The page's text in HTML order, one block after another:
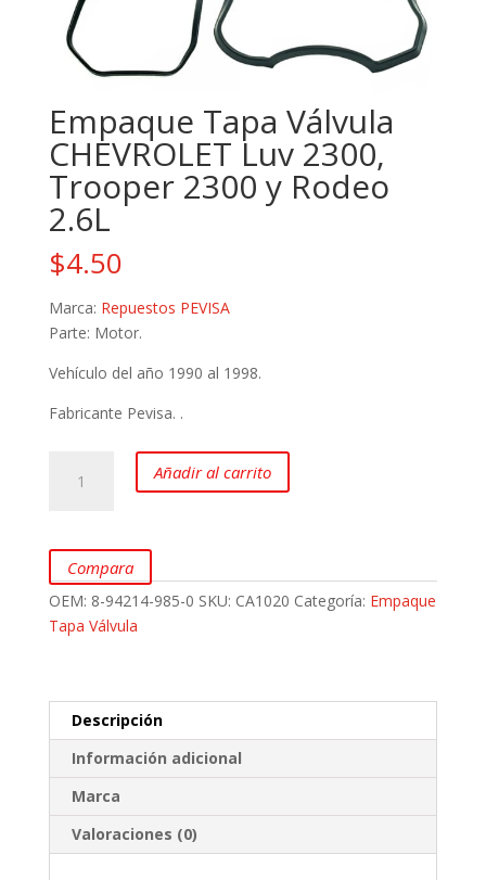
Empaque Tapa Válvula
CHEVROLET Luv 2300,
Trooper 2300 y Rodeo
2.6L
$4.50
Marca: Repuestos PEVISA
Parte: Motor.
Vehículo del año 1990 al 1998.
Fabricante Pevisa. .
Tapa
Luv
2300,
Trooper
2300
2.6L
cantidad
Añadir al carrito
Compara
OEM: 8-94214-985-0 SKU: CA1020 Categoría: Empaque
Tapa Válvula
Descripción
Información adicional
Marca
Valoraciones (0)